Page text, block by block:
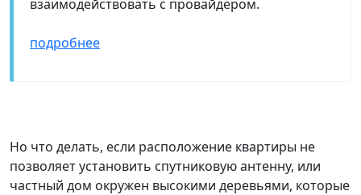
взаимодействовать с провайдером.
подробнее
Но что делать, если расположение квартиры не
позволяет установить спутниковую антенну, или
частный дом окружен высокими деревьями, которые